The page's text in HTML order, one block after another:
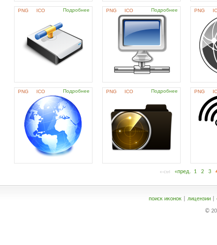
PNG ICO Подробнее PNG ICO Подробнее PNG
PNG ICO Подробнее PNG ICO Подробнее PNG
←Ctrl «пред. 1 2 3
поиск иконок| лицензии|
©